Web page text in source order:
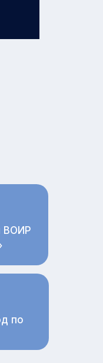
ВОИР
по